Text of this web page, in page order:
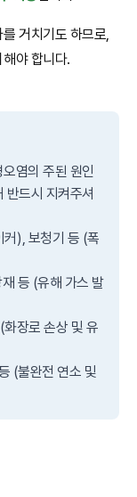
거치기도 하므로,
야 합니다.
염의 주된 원인
반드시 지켜주셔
), 보청기 등 (폭
등 (유해 가스 발
장로 손상 및 유
(불완전 연소 및